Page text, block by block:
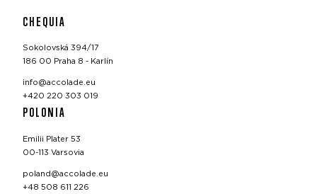
CHEQUIA
Sokolovská 394/17
186 00 Praha 8 - Karlín
info@accolade.eu
+420 220 303 019
POLONIA
Emilii Plater 53
00-113 Varsovia
poland@accolade.eu
+48 508 611 226